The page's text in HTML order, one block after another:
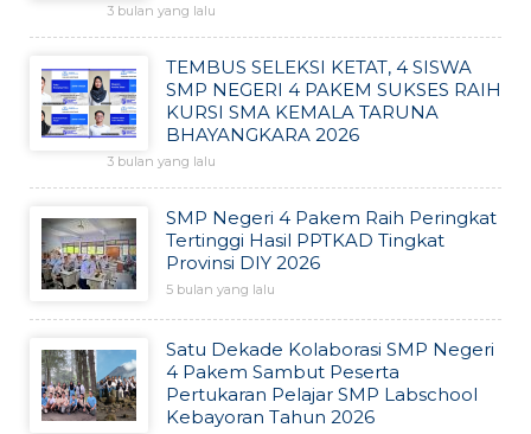
3 bulan yang lalu
TEMBUS SELEKSI KETAT, 4 SISWA
SMP NEGERI 4 PAKEM SUKSES RAIH
KURSI SMA KEMALA TARUNA
BHAYANGKARA 2026
3 bulan yang lalu
SMP Negeri 4 Pakem Raih Peringkat
Tertinggi Hasil PPTKAD Tingkat
Provinsi DIY 2026
5 bulan yang lalu
Satu Dekade Kolaborasi SMP Negeri
4 Pakem Sambut Peserta
Pertukaran Pelajar SMP Labschool
Kebayoran Tahun 2026